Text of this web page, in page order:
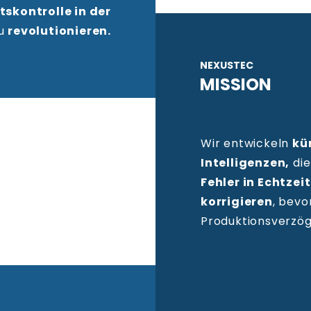
in der
revolutionieren.
NEXUSTEC
MISSION
Wir entwickeln
Intelligenzen,
Fehler in Echtzeit
korrigieren,